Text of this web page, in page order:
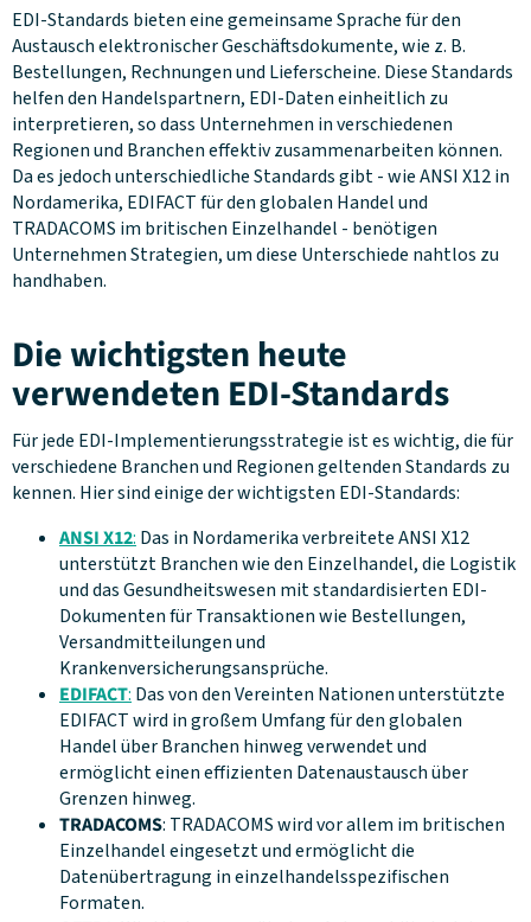
EDI-Standards bieten eine gemeinsame Sprache für den
Austausch elektronischer Geschäftsdokumente, wie z. B.
Bestellungen, Rechnungen und Lieferscheine. Diese Standards
helfen den Handelspartnern, EDI-Daten einheitlich zu
interpretieren, so dass Unternehmen in verschiedenen
Regionen und Branchen effektiv zusammenarbeiten können.
Da es jedoch unterschiedliche Standards gibt - wie ANSI X12 in
Nordamerika, EDIFACT für den globalen Handel und
TRADACOMS im britischen Einzelhandel - benötigen
Unternehmen Strategien, um diese Unterschiede nahtlos zu
handhaben.
Die wichtigsten heute
verwendeten EDI-Standards
Für jede EDI-Implementierungsstrategie ist es wichtig, die für
verschiedene Branchen und Regionen geltenden Standards zu
kennen. Hier sind einige der wichtigsten EDI-Standards:
ANSI X12: Das in Nordamerika verbreitete ANSI X12
unterstützt Branchen wie den Einzelhandel, die Logistik
und das Gesundheitswesen mit standardisierten EDI-
Dokumenten für Transaktionen wie Bestellungen,
Versandmitteilungen und
Krankenversicherungsansprüche.
EDIFACT: Das von den Vereinten Nationen unterstützte
EDIFACT wird in großem Umfang für den globalen
Handel über Branchen hinweg verwendet und
ermöglicht einen effizienten Datenaustausch über
Grenzen hinweg.
TRADACOMS: TRADACOMS wird vor allem im britischen
Einzelhandel eingesetzt und ermöglicht die
Datenübertragung in einzelhandelsspezifischen
Formaten.